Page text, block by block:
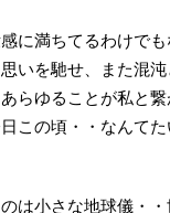
に満ちてるわけで
いを馳せ、また混
らゆることが私と
この頃・・なんて
は小さな地球儀・